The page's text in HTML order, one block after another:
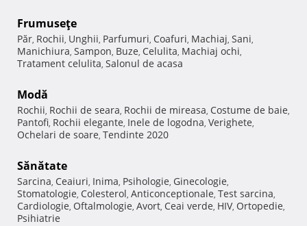
Frumuseţe
Păr, Rochii, Unghii, Parfumuri, Coafuri, Machiaj, Sani,
Manichiura, Sampon, Buze, Celulita, Machiaj ochi,
Tratament celulita, Salonul de acasa
Modă
Rochii, Rochii de seara, Rochii de mireasa, Costume de baie,
Pantofi, Rochii elegante, Inele de logodna, Verighete,
Ochelari de soare, Tendinte 2020
Sănătate
Sarcina, Ceaiuri, Inima, Psihologie, Ginecologie,
Stomatologie, Colesterol, Anticonceptionale, Test sarcina,
Cardiologie, Oftalmologie, Avort, Ceai verde, HIV, Ortopedie,
Psihiatrie